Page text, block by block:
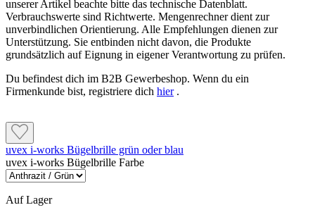
unserer Artikel beachte bitte das technische Datenblatt.
Verbrauchswerte sind Richtwerte. Mengenrechner dient zur
unverbindlichen Orientierung. Alle Empfehlungen dienen zur
Unterstützung. Sie entbinden nicht davon, die Produkte
grundsätzlich auf Eignung in eigener Verantwortung zu prüfen.
Du befindest dich im B2B Gewerbeshop. Wenn du ein
Firmenkunde bist, registriere dich hier.
uvex i-works Bügelbrille grün oder blau
uvex i-works Bügelbrille Farbe
Auf Lager